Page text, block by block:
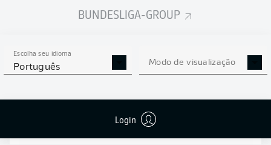
BUNDESLIGA-GROUP
Escolha seu idioma
Português Modo de visualização
Login
ESTATÍSTICAS DA
TEMPORADA 2026/2027